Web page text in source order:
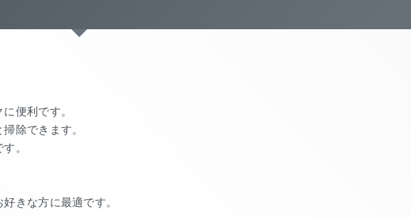
便利です。
除できます。
。
きな方に最適です。